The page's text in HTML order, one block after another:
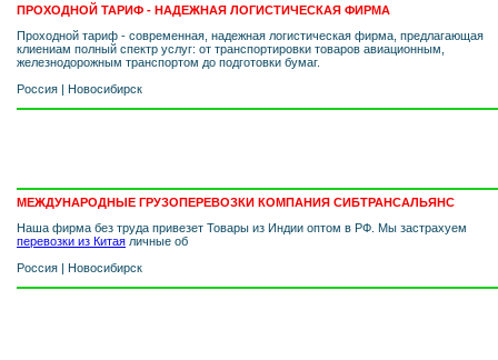
ПРОХОДНОЙ ТАРИФ - НАДЕЖНАЯ ЛОГИСТИЧЕСКАЯ ФИРМА
Проходной тариф - современная, надежная логистическая фирма, предлагающая
клиениам полный спектр услуг: от транспортировки товаров авиационным,
железнодорожным транспортом до подготовки бумаг.
Россия
Новосибирск
МЕЖДУНАРОДНЫЕ ГРУЗОПЕРЕВОЗКИ КОМПАНИЯ СИБТРАНСАЛЬЯНС
Наша фирма без труда привезет Товары из Индии оптом в РФ. Мы застрахуем
перевозки из Китая личные об
Россия
Новосибирск